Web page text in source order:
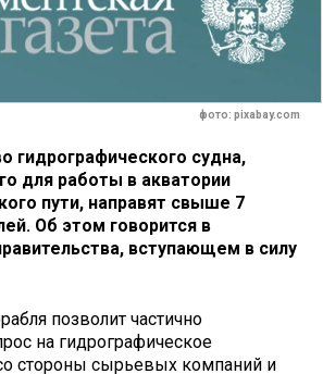
фото: pixabay.com
гидрографического судна,
для работы в акватории
пути, направят свыше 7
Об этом говорится в
вступающем в силу
позволит частично
на гидрографическое
стороны сырьевых компаний и